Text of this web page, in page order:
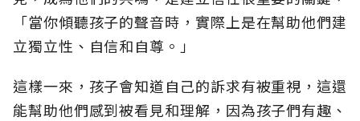
「當你傾聽孩子的聲音時，實際上是在幫助他們建
立獨立性、自信和自尊。」
這樣一來，孩子會知道自己的訴求有被重視，這還
能幫助他們感到被看見和理解，因為孩子們有趣、